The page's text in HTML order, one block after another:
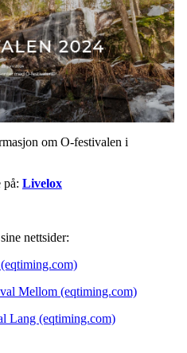
om O-festivalen i
på: Livelox
nettsider:
Mellom (eqtiming.com)
Lang (eqtiming.com)